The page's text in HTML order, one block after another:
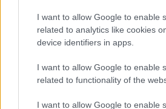
I want to allow Google to enable
related to analytics like cookies
device identifiers in apps.
I want to allow Google to enable
related to functionality of the
I want to allow Google to enable
Ezeket olvastad
Russell Crowe nemcsak
Buzsik Borka új fotója láttán a
valószínűleg mindenki
majd